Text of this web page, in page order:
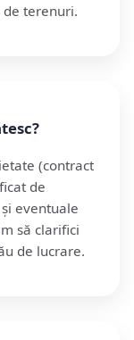
terenuri.
(contract
de
eventuale
să clarifici
de lucrare.